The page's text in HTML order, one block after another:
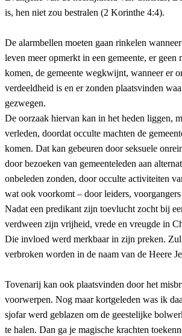
is, hen niet zou bestralen (2 Korinthe 4:4).
De alarmbellen moeten gaan rinkelen
leven meer opmerkt in een gemeente, er geen
komen, de gemeente wegkwijnt, wanneer er
verdeeldheid is en er zonden plaatsvinden
gezwegen.
De oorzaak hiervan kan in het heden liggen,
verleden, doordat occulte machten de
komen. Dat kan gebeuren door seksuele
door bezoeken van gemeenteleden aan
onbeleden zonden, door occulte activiteiten
wat ook voorkomt – door leiders, voorgangers
Nadat een predikant zijn toevlucht zocht bij
verdween zijn vrijheid, vrede en vreugde in
Die invloed werd merkbaar in zijn preken.
verbroken worden in de naam van de Heere
Tovenarij kan ook plaatsvinden door het
voorwerpen. Nog maar kortgeleden was ik
sjofar werd geblazen om de geestelijke
te halen. Dan ga je magische krachten